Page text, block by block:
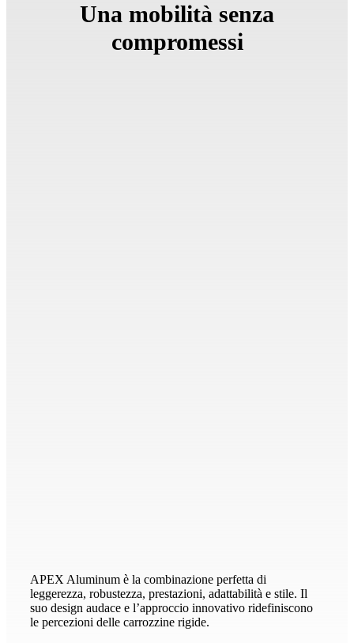
Una mobilità senza
compromessi
APEX Aluminum è la combinazione perfetta di
leggerezza, robustezza, prestazioni, adattabilità e stile. Il
suo design audace e l’approccio innovativo ridefiniscono
le percezioni delle carrozzine rigide.